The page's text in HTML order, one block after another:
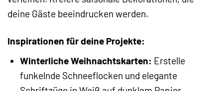
deine Gäste beeindrucken werden.
Inspirationen für deine Projekte:
Winterliche Weihnachtskarten: Erstelle
funkelnde Schneeflocken und elegante